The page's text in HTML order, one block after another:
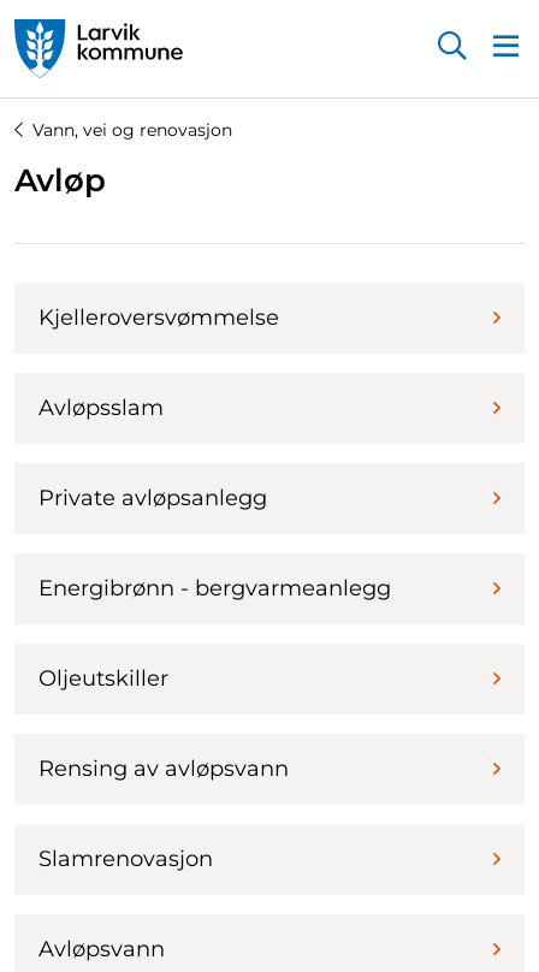
Vann, vei og renovasjon
Avløp
Kjelleroversvømmelse
Avløpsslam
Private avløpsanlegg
Energibrønn - bergvarmeanlegg
Oljeutskiller
Rensing av avløpsvann
Slamrenovasjon
Avløpsvann